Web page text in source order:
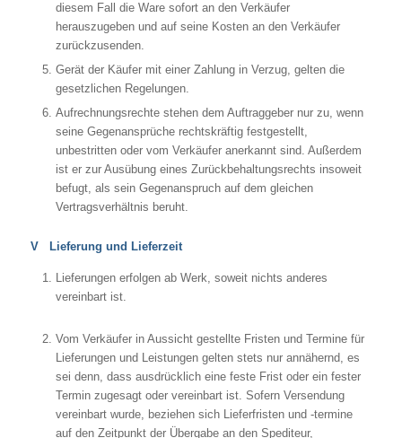
diesem Fall die Ware sofort an den Verkäufer
herauszugeben und auf seine Kosten an den Verkäufer
zurückzusenden.
Gerät der Käufer mit einer Zahlung in Verzug, gelten die
gesetzlichen Regelungen.
Aufrechnungsrechte stehen dem Auftraggeber nur zu, wenn
seine Gegenansprüche rechtskräftig festgestellt,
unbestritten oder vom Verkäufer anerkannt sind. Außerdem
ist er zur Ausübung eines Zurückbehaltungsrechts insoweit
befugt, als sein Gegenanspruch auf dem gleichen
Vertragsverhältnis beruht.
V Lieferung und Lieferzeit
Lieferungen erfolgen ab Werk, soweit nichts anderes
vereinbart ist.
Vom Verkäufer in Aussicht gestellte Fristen und Termine für
Lieferungen und Leistungen gelten stets nur annähernd, es
sei denn, dass ausdrücklich eine feste Frist oder ein fester
Termin zugesagt oder vereinbart ist. Sofern Versendung
vereinbart wurde, beziehen sich Lieferfristen und -termine
auf den Zeitpunkt der Übergabe an den Spediteur,